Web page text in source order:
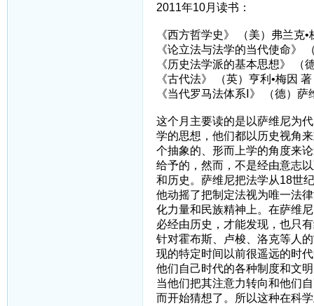
2011年10月读书：
《西方哲学史》 （美）弗兰克•
《论立法与法学的当代使命》
《历史法学派的基本思想》 （
《古代法》 （英）亨利•梅因 著
《当代罗马法体系Ⅰ》 （德）萨
这个月主要读的是以萨维尼为
学的思想，他们都以历史视角
个抽象的、形而上学的角度来
给予的，然而，不是经由意志
和历史。萨维尼把法学从18世
他动摇了把制定法视为唯一法
化力量和民族精神上。在萨维
必经由历史，才能发现，也只
针对霍布斯、卢梭、洛克等人
现的特定时间以前很遥远的时
他们自己时代的各种制度和文
当他们把其注意力转向和他们
而开始猜想了。所以这种在科